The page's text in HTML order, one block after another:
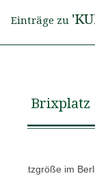
Einträge zu
Brixplatz
im